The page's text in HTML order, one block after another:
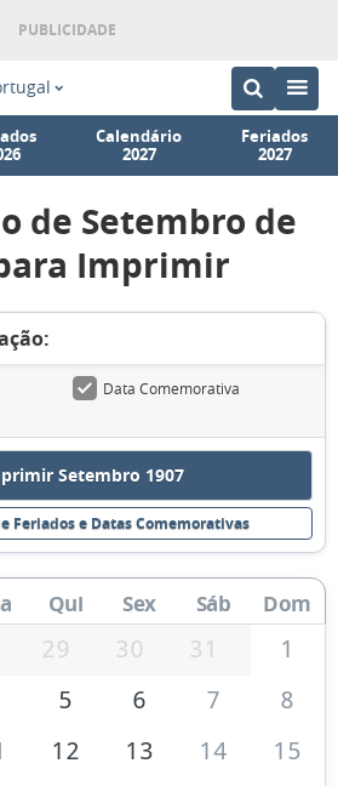
Calendário
2027
Feriados
2027
de Setembro de
Imprimir
Data Comemorativa
Setembro 1907
Feriados e Datas Comemorativas
Qui Sex Sáb Dom
29 30 31
1
5 6 7
8
12 13 14
15